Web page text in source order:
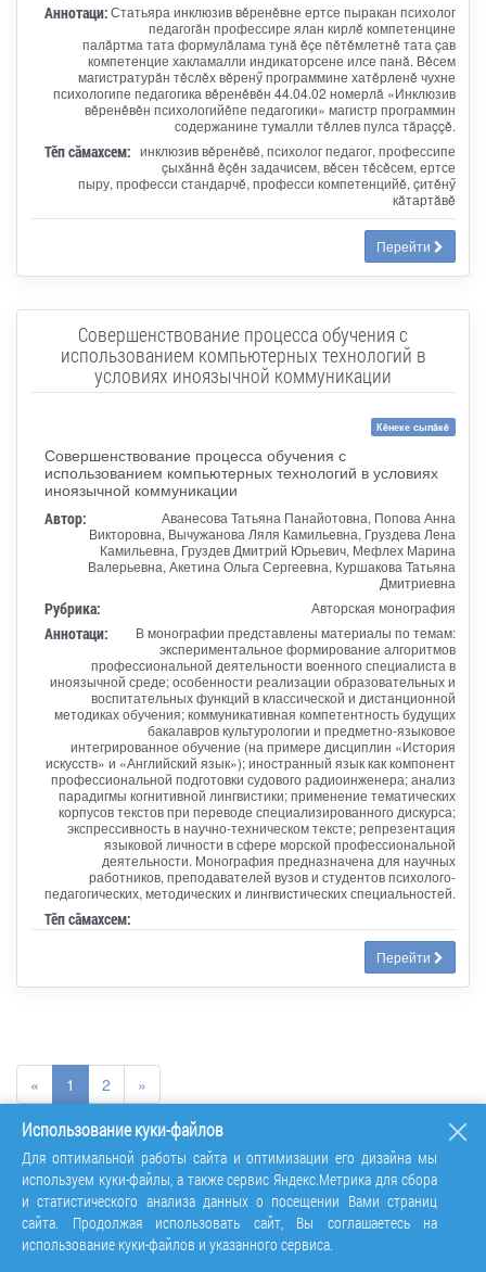
Аннотаци:Статьяра инклюзив вěренěвне ертсе пыракан психолог
педагогăн профессире ялан кирлě компетенцине
палăртма тата формулăлама тунă ěçе пěтěмлетнě тата çав
компетенцие хакламалли индикаторсене илсе панă. Вěсем
магистратурăн тěслěх вěренӳ программине хатěрленě чухне
психологипе педагогика вěренěвěн 44.04.02 номерлă «Инклюзив
вěренěвěн психологийěпе педагогики» магистр программин
содержанине тумалли тěллев пулса тăраççě.
Тӗп сӑмахсем: инклюзив вěренěвě, психолог педагог, профессипе
çыхăннă ěçěн задачисем, вěсен тěсěсем, ертсе
пыру, професси стандарчě, професси компетенцийě, çитěнӳ
кăтартăвě
Перейти
Совершенствование процесса обучения с
использованием компьютерных технологий в
условиях иноязычной коммуникации
Кĕнеке сыпăкĕ
Совершенствование процесса обучения с
использованием компьютерных технологий в условиях
иноязычной коммуникации
Автор:
Аванесова Татьяна Панайотовна, Попова Анна
Викторовна, Вычужанова Ляля Камильевна, Груздева Лена
Камильевна, Груздев Дмитрий Юрьевич, Мефлех Марина
Валерьевна, Акетина Ольга Сергеевна, Куршакова Татьяна
Дмитриевна
Рубрика: Авторская монография
Аннотаци:
В монографии представлены материалы по темам:
экспериментальное формирование алгоритмов
профессиональной деятельности военного специалиста в
иноязычной среде; особенности реализации образовательных и
воспитательных функций в классической и дистанционной
методиках обучения; коммуникативная компетентность будущих
бакалавров культурологии и предметно-языковое
интегрированное обучение (на примере дисциплин «История
искусств» и «Английский язык»); иностранный язык как компонент
профессиональной подготовки судового радиоинженера; анализ
парадигмы когнитивной лингвистики; применение тематических
корпусов текстов при переводе специализированного дискурса;
экспрессивность в научно-техническом тексте; репрезентация
языковой личности в сфере морской профессиональной
деятельности. Монография предназначена для научных
работников, преподавателей вузов и студентов психолого-
педагогических, методических и лингвистических специальностей.
Тӗп сӑмахсем:
Перейти
« 1 2 »
Использование куки-файлов
Для оптимальной работы сайта и оптимизации его дизайна мы
используем куки-файлы, а также сервис Яндекс.Метрика для сбора
и статистического анализа данных о посещении Вами страниц
сайта. Продолжая использовать сайт, Вы соглашаетесь на
использование куки-файлов и указанного сервиса.